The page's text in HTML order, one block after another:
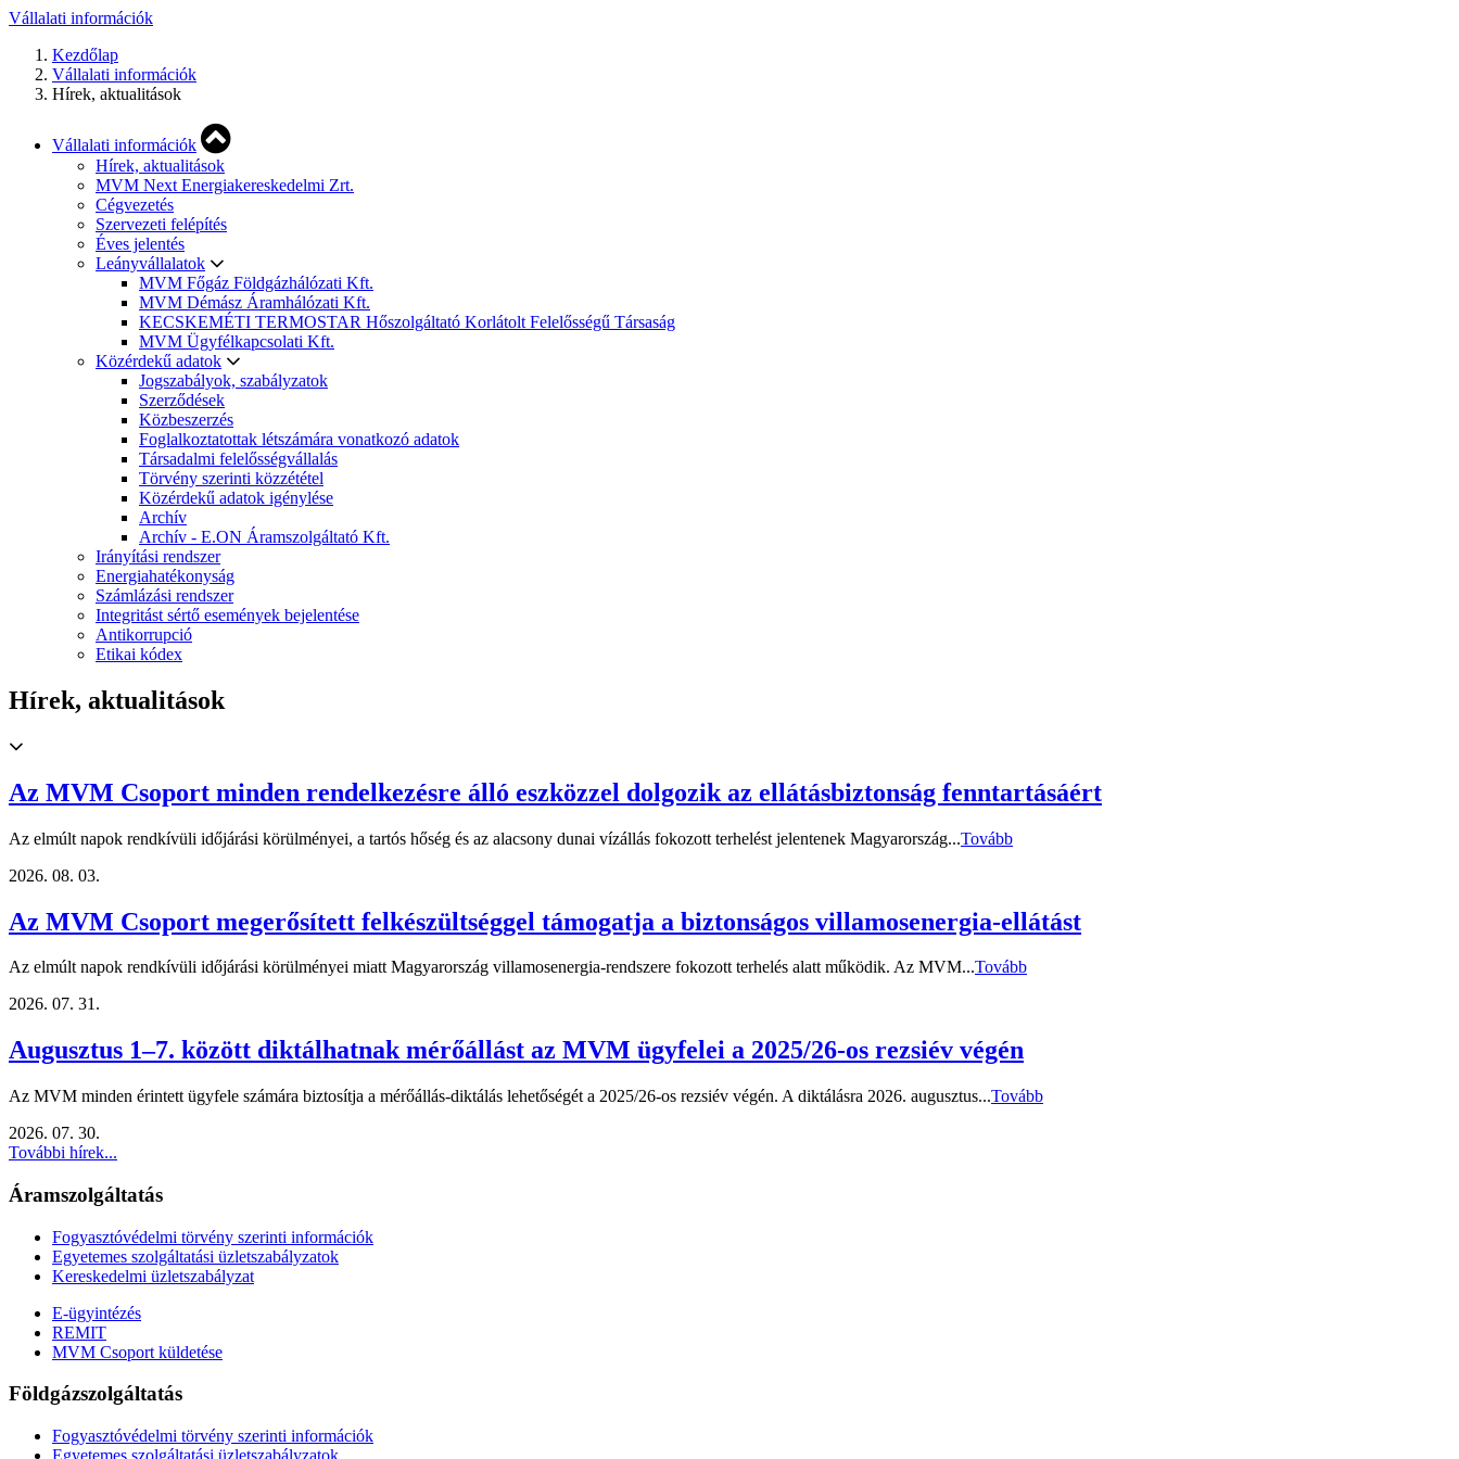
Vállalati információk
Kezdőlap
Vállalati információk
Hírek, aktualitások
Vállalati információk
Hírek, aktualitások
MVM Next Energiakereskedelmi Zrt.
Cégvezetés
Szervezeti felépítés
Éves jelentés
Leányvállalatok
MVM Főgáz Földgázhálózati Kft.
MVM Démász Áramhálózati Kft.
KECSKEMÉTI TERMOSTAR Hőszolgáltató Korlátolt Felelősségű Társaság
MVM Ügyfélkapcsolati Kft.
Közérdekű adatok
Jogszabályok, szabályzatok
Szerződések
Közbeszerzés
Foglalkoztatottak létszámára vonatkozó adatok
Társadalmi felelősségvállalás
Törvény szerinti közzététel
Közérdekű adatok igénylése
Archív
Archív - E.ON Áramszolgáltató Kft.
Irányítási rendszer
Energiahatékonyság
Számlázási rendszer
Integritást sértő események bejelentése
Antikorrupció
Etikai kódex
Hírek, aktualitások
Az MVM Csoport minden rendelkezésre álló eszközzel dolgozik az ellátásbiztonság fenntartásáért
Az elmúlt napok rendkívüli időjárási körülményei, a tartós hőség és az alacsony dunai vízállás fokozott terhelést jelentenek Magyarország...Tovább
2026. 08. 03.
Az MVM Csoport megerősített felkészültséggel támogatja a biztonságos villamosenergia-ellátást
Az elmúlt napok rendkívüli időjárási körülményei miatt Magyarország villamosenergia-rendszere fokozott terhelés alatt működik. Az MVM...Tovább
2026. 07. 31.
Augusztus 1–7. között diktálhatnak mérőállást az MVM ügyfelei a 2025/26-os rezsiév végén
Az MVM minden érintett ügyfele számára biztosítja a mérőállás-diktálás lehetőségét a 2025/26-os rezsiév végén. A diktálásra 2026. augusztus...Tovább
2026. 07. 30.
További hírek...
Áramszolgáltatás
Fogyasztóvédelmi törvény szerinti információk
Egyetemes szolgáltatási üzletszabályzatok
Kereskedelmi üzletszabályzat
E-ügyintézés
REMIT
MVM Csoport küldetése
Földgázszolgáltatás
Fogyasztóvédelmi törvény szerinti információk